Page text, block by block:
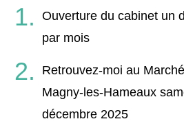
Ouverture du cabinet un
par mois
Retrouvez-moi au
Magny-les-Hameaux
décembre 2025